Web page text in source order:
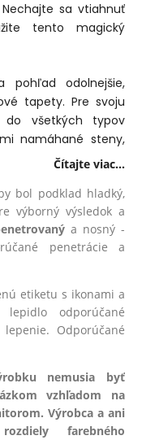
sa vtiahnuť
tento magický
odolnejšie,
tapety. Pre svoju
všetkých typov
namáhané steny,
Čítajte viac...
bol podklad hladký,
výborný výsledok a
a nosný -
penetrácie a
etiketu s ikonami a
odporúčané
Odporúčané
nemusia byť
vzhľadom na
Výrobca a ani
farebného